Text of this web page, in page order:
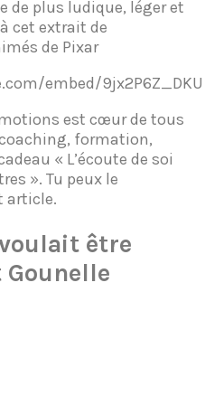
de plus ludique, léger et
cet extrait de
de Pixar
embed/9jx2P6Z_DKU
est cœur de tous
formation,
« L’écoute de soi
». Tu peux le
article.
être
Gounelle